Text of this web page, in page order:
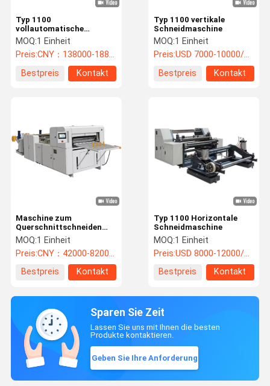
Typ 1100
vollautomatische
Hochgeschwindigkeitsschneidmaschine
MOQ:1 Einheit
Preis:CNY：138000-188000/unit
Bestpreis
Kontakt
Typ 1100 vertikale
Schneidmaschine
MOQ:1 Einheit
Preis:USD 7000-10000/unit
Bestpreis
Kontakt
Maschine zum
Querschnittschneiden
von 1000-Roll-Papier
MOQ:1 Einheit
Preis:CNY：42000-82000/unit
Bestpreis
Kontakt
Typ 1100 Horizontale
Schneidmaschine
MOQ:1 Einheit
Preis:USD 8000-12000/unit
Bestpreis
Kontakt
Sparen Sie Zeit
Lassen Sie uns mit Ihnen die besten
Produkte kontaktieren.
Geben Sie Ihre Anforderung